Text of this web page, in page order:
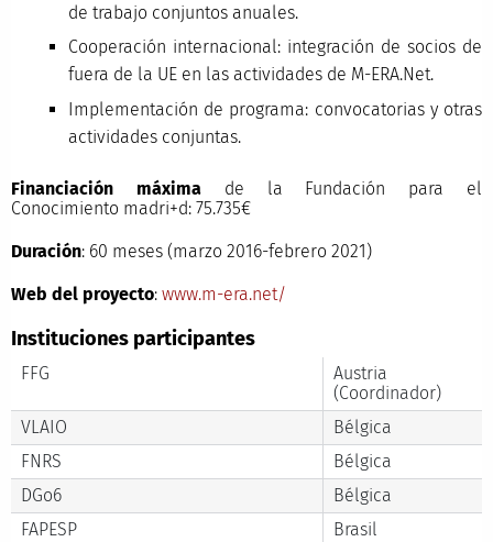
de trabajo conjuntos anuales.
Cooperación internacional: integración de socios de
fuera de la UE en las actividades de M-ERA.Net.
Implementación de programa: convocatorias y otras
actividades conjuntas.
Financiación máximade la Fundación para el
Conocimiento madri+d: 75.735€
Duración: 60 meses (marzo 2016-febrero 2021)
Web del proyecto: www.m-era.net/
Instituciones participantes
FFG
Austria
(Coordinador)
VLAIO
Bélgica
FNRS
Bélgica
DGo6
Bélgica
FAPESP
Brasil